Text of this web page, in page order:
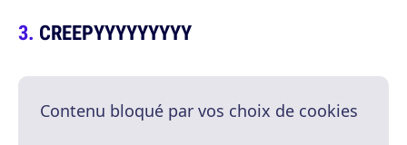
CREEPYYYYYYYYY
Contenu bloqué par vos choix de cookies